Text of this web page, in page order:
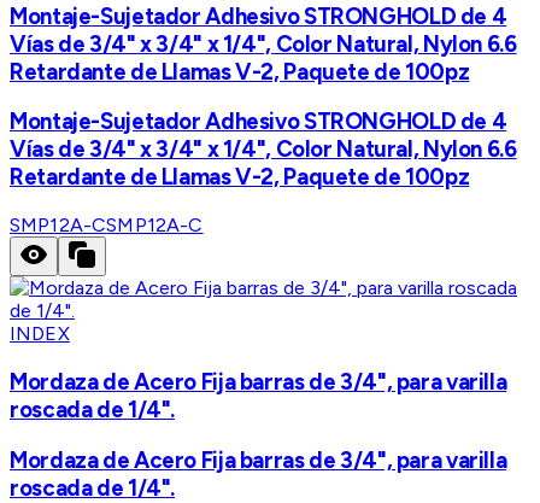
Montaje-Sujetador Adhesivo STRONGHOLD de 4
Vías de 3/4" x 3/4" x 1/4", Color Natural, Nylon 6.6
Retardante de Llamas V-2, Paquete de 100pz
Montaje-Sujetador Adhesivo STRONGHOLD de 4
Vías de 3/4" x 3/4" x 1/4", Color Natural, Nylon 6.6
Retardante de Llamas V-2, Paquete de 100pz
SMP12A-CSMP12A-C
INDEX
Mordaza de Acero Fija barras de 3/4", para varilla
roscada de 1/4".
Mordaza de Acero Fija barras de 3/4", para varilla
roscada de 1/4".